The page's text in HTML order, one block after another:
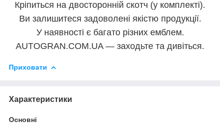
Кріпиться на двосторонній скотч (у комплекті).
Ви залишитеся задоволені якістю продукції.
У наявності є багато різних емблем.
AUTOGRAN.COM.UA — заходьте та дивіться.
Приховати
Характеристики
Основні